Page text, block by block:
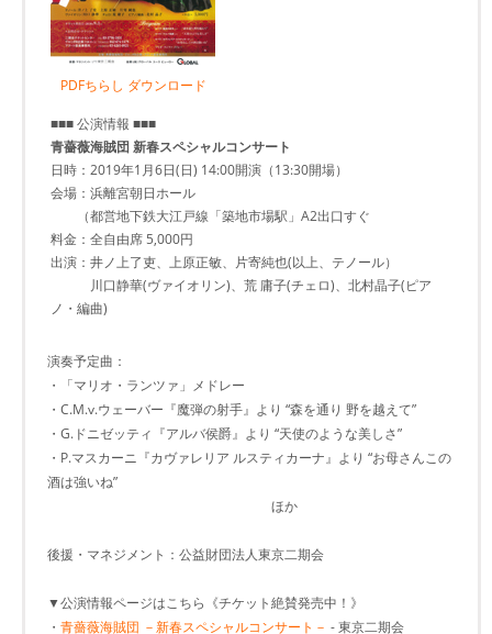
PDFちらし ダウンロード
■■■ 公演情報 ■■■
青薔薇海賊団 新春スペシャルコンサート
日時：2019年1月6日(日) 14:00開演（13:30開場）
会場：浜離宮朝日ホール
（都営地下鉄大江戸線「築地市場駅」A2出口すぐ
料金：全自由席 5,000円
出演：井ノ上了吏、上原正敏、片寄純也(以上、テノール）
川口静華(ヴァイオリン)、荒 庸子(チェロ)、北村晶子(ピア
ノ・編曲)
演奏予定曲：
・「マリオ・ランツァ」メドレー
・C.M.v.ウェーバー『魔弾の射手』より “森を通り 野を越えて”
・G.ドニゼッティ『アルバ侯爵』より “天使のような美しさ”
・P.マスカーニ『カヴァレリア ルスティカーナ』より “お母さんこの
酒は強いね”
ほか
後援・マネジメント：公益財団法人東京二期会
▼公演情報ページはこちら《チケット絶賛発売中！》
・ 青薔薇海賊団 －新春スペシャルコンサート－ - 東京二期会